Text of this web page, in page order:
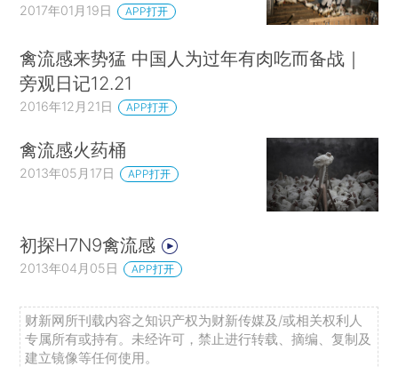
2017年01月19日 APP打开
禽流感来势猛 中国人为过年有肉吃而备战｜
旁观日记12.21
2016年12月21日 APP打开
禽流感火药桶
2013年05月17日 APP打开
初探H7N9禽流感
2013年04月05日 APP打开
财新网所刊载内容之知识产权为财新传媒及/或相关权利人
专属所有或持有。未经许可，禁止进行转载、摘编、复制及
建立镜像等任何使用。